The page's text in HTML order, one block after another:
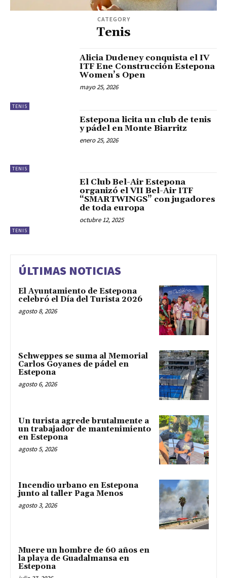
CATEGORY
Tenis
TENIS
Alicia Dudeney conquista el IV
ITF Ene Construcción Estepona
Women’s Open
mayo 25, 2026
TENIS
Estepona licita un club de tenis
y pádel en Monte Biarritz
enero 25, 2026
TENIS
El Club Bel-Air Estepona
organizó el VII Bel-Air ITF
“SMARTWINGS” con jugadores
de toda europa
octubre 12, 2025
ÚLTIMAS NOTICIAS
El Ayuntamiento de Estepona
celebró el Día del Turista 2026
agosto 8, 2026
Schweppes se suma al Memorial
Carlos Goyanes de pádel en
Estepona
agosto 6, 2026
Un turista agrede brutalmente a
un trabajador de mantenimiento
en Estepona
agosto 5, 2026
Incendio urbano en Estepona
junto al taller Paga Menos
agosto 3, 2026
Muere un hombre de 60 años en
la playa de Guadalmansa en
Estepona